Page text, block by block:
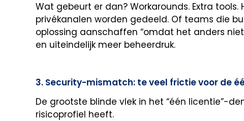
Wat gebeurt er dan? Workarounds. Extra
privékanalen worden gedeeld. Of teams die
oplossing aanschaffen “omdat het anders niet
en uiteindelijk meer beheerdruk.
3. Security-mismatch: te veel frictie voor de
De grootste blinde vlek in het “één licentie”-
risicoprofiel heeft.